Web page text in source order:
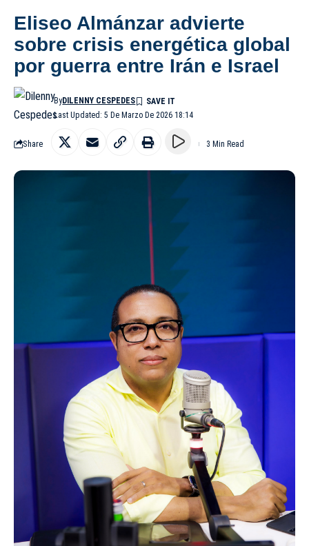
Eliseo Almánzar advierte
sobre crisis energética global
por guerra entre Irán e Israel
Last Updated: 5 De Marzo De 2026 18:14
ByDILENNY CESPEDES
Share 3 Min Read